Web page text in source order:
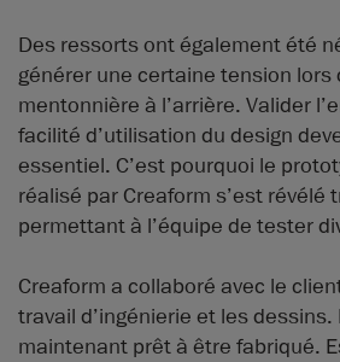
Des ressorts ont également été
générer une certaine tension lors
mentonnière à l’arrière. Valider
facilité d’utilisation du design
essentiel. C’est pourquoi le
réalisé par Creaform s’est révélé
permettant à l’équipe de tester
Creaform a collaboré avec le
travail d’ingénierie et les
maintenant prêt à être fabriqué.